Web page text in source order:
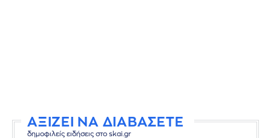
ΑΞΙΖΕΙ ΝΑ ΔΙΑΒΑΣΕΤΕ
δημοφιλείς ειδήσεις στο skai.gr